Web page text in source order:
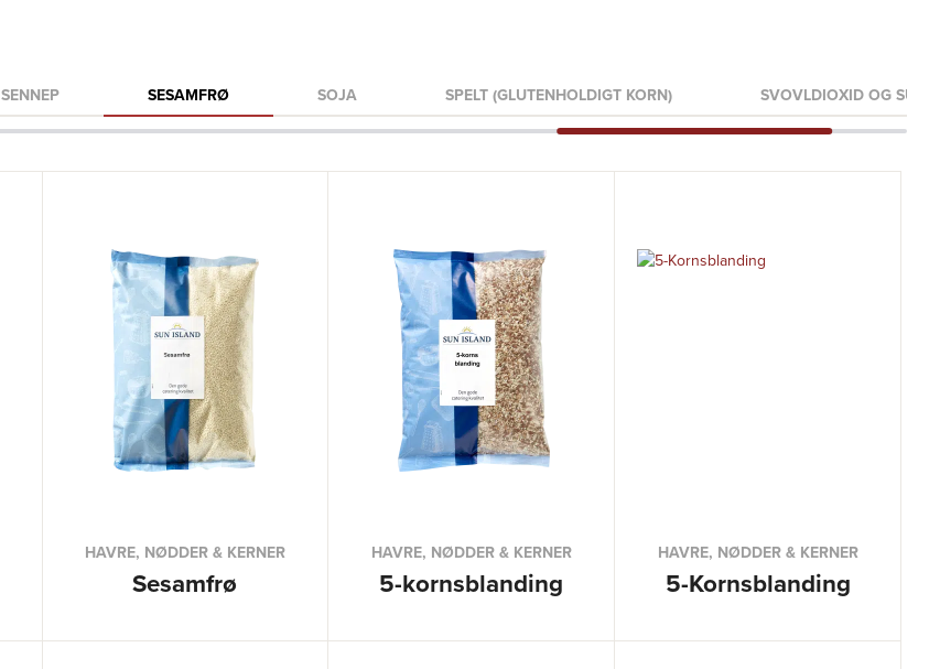
SENNEP SESAMFRØ SOJA SPELT (GLUTENHOLDIGT KORN) SVOVLDIOXID OG
HAVRE, NØDDER & KERNER
Sesamfrø
HAVRE, NØDDER & KERNER
5-kornsblanding
HAVRE, NØDDER & KERNER
5-Kornsblanding